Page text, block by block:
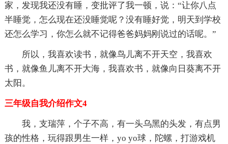
家，发现我还没有睡，变批评了我一顿，说：“让你八点
半睡觉，怎么现在还没睡觉呢？没有睡好觉，明天到学校
还怎么学习，你怎么就不记得爸爸妈妈刚说过的话呢。”
所以，我喜欢读书，就像鸟儿离不开天空，我喜欢
书，就像鱼儿离不开大海，我喜欢书，就像向日葵离不开
太阳。
三年级自我介绍作文4
我，支瑞萍，个子不高，有一头乌黑的头发，有点男
孩的性格，玩得跟男生一样，yo yo球，陀螺，打游戏机